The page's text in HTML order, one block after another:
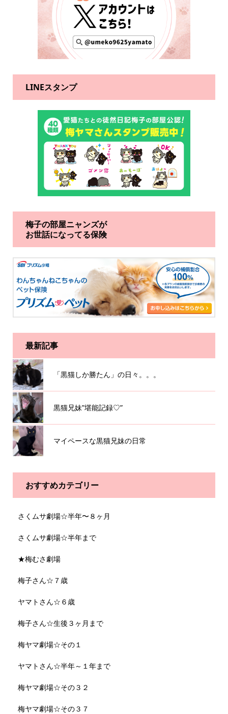
LINEスタンプ
梅子の部屋ニャンズが
お世話になってる保険
最新記事
「黒猫しか勝たん」の日々。。。
黒猫兄妹”堪能記録♡”
マイペースな黒猫兄妹の日常
おすすめカテゴリー
さくムサ劇場☆半年〜８ヶ月
さくムサ劇場☆半年まで
★梅むさ劇場
梅子さん☆７歳
ヤマトさん☆６歳
梅子さん☆生後３ヶ月まで
梅ヤマ劇場☆その１
ヤマトさん☆半年～１年まで
梅ヤマ劇場☆その３２
梅ヤマ劇場☆その３７